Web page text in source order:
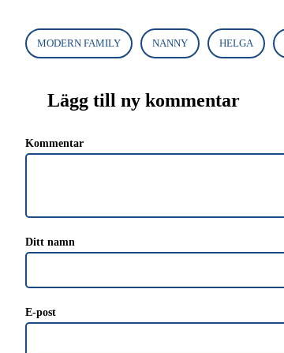
MODERN FAMILY NANNY HELGA
Lägg till ny kommentar
Kommentar
Ditt namn
E-post